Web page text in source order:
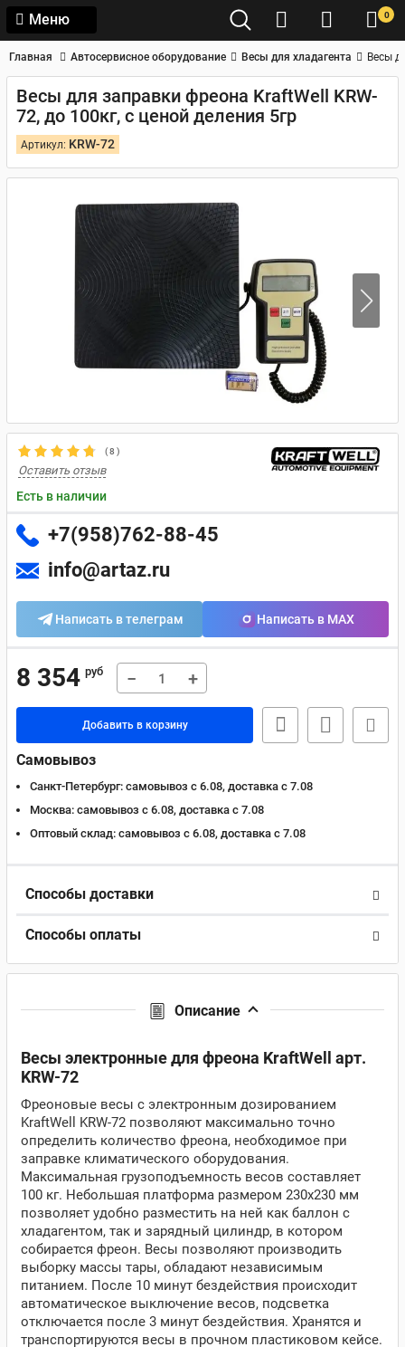
Меню 0
Главная Автосервисное оборудование Весы для хладагента Весы
Весы для заправки фреона KraftWell KRW-
72, до 100кг, с ценой деления 5гр
Артикул: KRW-72
(8 )
Оставить отзыв
Есть в наличии
+7(958)762-88-45
info@artaz.ru
Написать в телеграм Написать в MAX
8 354 руб − +
Добавить в корзину
Самовывоз
Санкт-Петербург: самовывоз с 6.08, доставка c 7.08
Москва: самовывоз с 6.08, доставка c 7.08
Оптовый склад: самовывоз с 6.08, доставка c 7.08
Способы доставки
Способы оплаты
Описание
Весы электронные для фреона KraftWell арт.
KRW-72
Фреоновые весы с электронным дозированием
KraftWell KRW-72 позволяют максимально точно
определить количество фреона, необходимое при
заправке климатического оборудования.
Максимальная грузоподъемность весов составляет
100 кг. Небольшая платформа размером 230х230 мм
позволяет удобно разместить на ней как баллон с
хладагентом, так и зарядный цилиндр, в котором
собирается фреон. Весы позволяют производить
выборку массы тары, обладают независимым
питанием. После 10 минут бездействия происходит
автоматическое выключение весов, подсветка
отключается после 3 минут бездействия. Хранятся и
транспортируются весы в прочном пластиковом кейсе.